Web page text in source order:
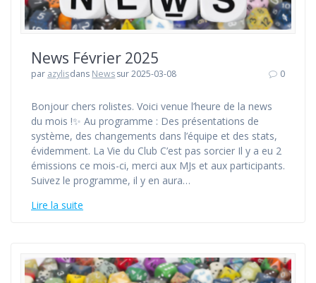
News Février 2025
par azylisdans Newssur 2025-03-08 0
Bonjour chers rolistes. Voici venue l’heure de la news
du mois !✨ Au programme : Des présentations de
système, des changements dans l’équipe et des stats,
évidemment. La Vie du Club C’est pas sorcier Il y a eu 2
émissions ce mois-ci, merci aux MJs et aux participants.
Suivez le programme, il y en aura…
Lire la suite